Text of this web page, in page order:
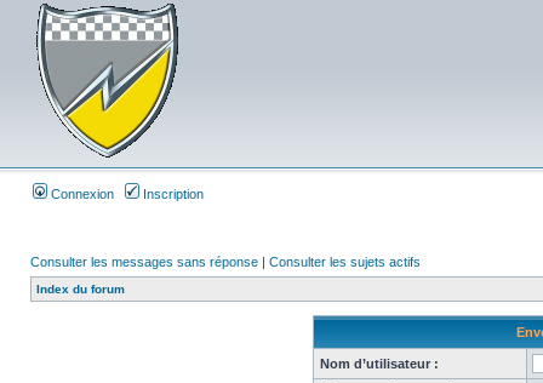
Connexion Inscription
Consulter les messages sans réponse | Consulter les sujets actifs
Index du forum
Nom d’utilisateur :